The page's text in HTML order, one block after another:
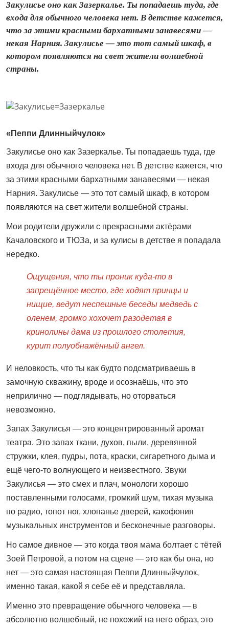
Закулисье оно как Зазеркалье. Ты попадаешь туда, где
входа для обычного человека нет. В детстве кажется,
что за этими красными бархатными занавесями —
некая Нарния. Закулисье — это тот самый шкаф, в
котором появляются на свет жители волшебной
страны.
«Пеппи Длинныйчулок»
Закулисье оно как Зазеркалье. Ты попадаешь туда, где
входа для обычного человека нет. В детстве кажется, что
за этими красными бархатными занавесями — некая
Нарния. Закулисье — это тот самый шкаф, в котором
появляются на свет жители волшебной страны.
Мои родители дружили с прекрасными актёрами
Качаловского и ТЮЗа, и за кулисы в детстве я попадала
нередко.
Ощущения, что ты проник куда‑то в
запрещённое место, где ходят принцы и
нищие, ведут неспешные беседы медведь с
оленем, громко хохочет разодетая в
кринолины дама из прошлого столетия,
курит полуобнажённый ангел.
И неловкость, что ты как будто подсматриваешь в
замочную скважину, вроде и осознаёшь, что это
неприлично — подглядывать, но оторваться
невозможно.
Запах Закулисья — это концентрированный аромат
театра. Это запах ткани, духов, пыли, деревянной
стружки, клея, пудры, пота, краски, сигаретного дыма и
ещё чего-то волнующего и неизвестного. Звуки
Закулисья — это смех и плач, монологи хорошо
поставленными голосами, громкий шум, тихая музыка
по радио, топот ног, хлопанье дверей, какофония
музыкальных инструментов и бесконечные разговоры.
Но самое дивное — это когда твоя мама болтает с тётей
Зоей Петровой, а потом на сцене — это как бы она, но
нет — это самая настоящая Пеппи Длинныйчулок,
именно такая, какой я себе её и представляла.
Именно это превращение обычного человека — в
абсолютно волшебный, не похожий на него образ, это